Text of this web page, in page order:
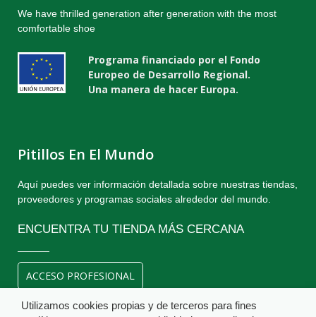
We have thrilled generation after generation with the most
comfortable shoe
Programa financiado por el Fondo
Europeo de Desarrollo Regional.
Una manera de hacer Europa.
Pitillos En El Mundo
Aquí puedes ver información detallada sobre nuestras tiendas,
proveedores y programas sociales alrededor del mundo.
ENCUENTRA TU TIENDA MÁS CERCANA
ACCESO PROFESIONAL
Utilizamos cookies propias y de terceros para fines